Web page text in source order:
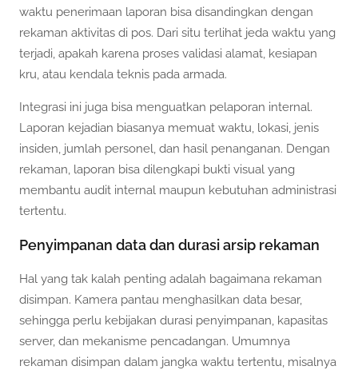
waktu penerimaan laporan bisa disandingkan dengan
rekaman aktivitas di pos. Dari situ terlihat jeda waktu yang
terjadi, apakah karena proses validasi alamat, kesiapan
kru, atau kendala teknis pada armada.
Integrasi ini juga bisa menguatkan pelaporan internal.
Laporan kejadian biasanya memuat waktu, lokasi, jenis
insiden, jumlah personel, dan hasil penanganan. Dengan
rekaman, laporan bisa dilengkapi bukti visual yang
membantu audit internal maupun kebutuhan administrasi
tertentu.
Penyimpanan data dan durasi arsip rekaman
Hal yang tak kalah penting adalah bagaimana rekaman
disimpan. Kamera pantau menghasilkan data besar,
sehingga perlu kebijakan durasi penyimpanan, kapasitas
server, dan mekanisme pencadangan. Umumnya
rekaman disimpan dalam jangka waktu tertentu, misalnya